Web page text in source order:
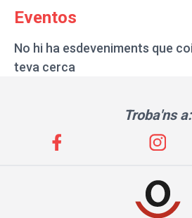
Eventos
No hi ha esdeveniments que
teva cerca
Troba'ns a: